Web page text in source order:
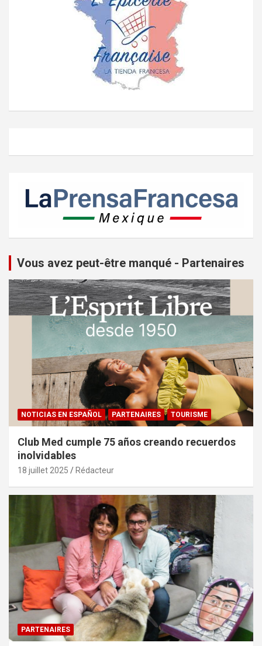
Vous avez peut-être manqué - Partenaires
NOTICIAS EN ESPAÑOL PARTENAIRES TOURISME
Club Med cumple 75 años creando recuerdos
inolvidables
18 juillet 2025 Rédacteur
PARTENAIRES